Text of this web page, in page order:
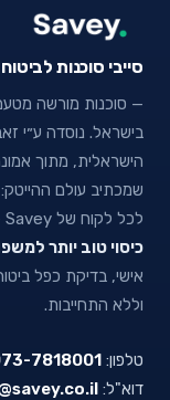
סייבי סוכנות לביטוח
— סוכנות מורשה
הישראלית, מתוך
שמכתיב עולם
לכל לקוח של Savey —
כיסוי טוב יותר
אישי, בדיקת כפל
וללא התחייבות.
טלפון: 7818001
דוא"ל: